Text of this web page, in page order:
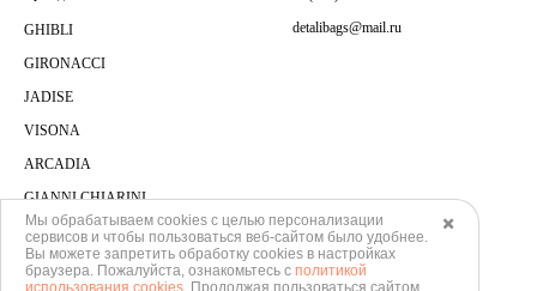
GHIBLI
GIRONACCI
JADISE
VISONA
ARCADIA
GIANNI CHIARINI
detalibags@mail.ru
✖️
Мы обрабатываем cookies с целью персонализации
сервисов и чтобы пользоваться веб-сайтом было удобнее.
Вы можете запретить обработку сookies в настройках
браузера. Пожалуйста, ознакомьтесь с политикой
использования cookies . Продолжая пользоваться сайтом,